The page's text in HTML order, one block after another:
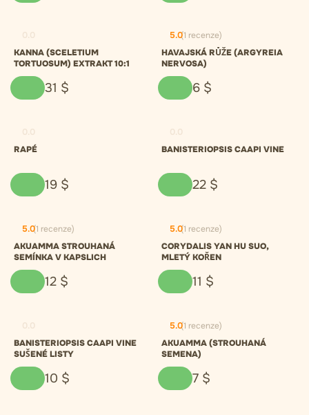
KANNA (SCELETIUM
TORTUOSUM) EXTRAKT 10:1
31 $
5.0(1 recenze)
HAVAJSKÁ RŮŽE (ARGYREIA
NERVOSA)
6 $
RAPÉ
19 $
BANISTERIOPSIS CAAPI VINE
22 $
5.0(1 recenze)
AKUAMMA STROUHANÁ
SEMÍNKA V KAPSLICH
12 $
5.0(1 recenze)
CORYDALIS YAN HU SUO,
MLETÝ KOŘEN
11 $
BANISTERIOPSIS CAAPI VINE
SUŠENÉ LISTY
10 $
5.0(1 recenze)
AKUAMMA (STROUHANÁ
SEMENA)
7 $